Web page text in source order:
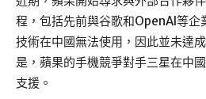
程，包括先前與谷歌和OpenAI等企
技術在中國無法使用，因此並未達
是，蘋果的手機競爭對手三星在中
支援。